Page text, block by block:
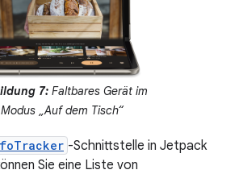
7:Faltbares Gerät im
Modus „Auf dem Tisch“
-Schnittstelle in Jetpack
Sie eine Liste von